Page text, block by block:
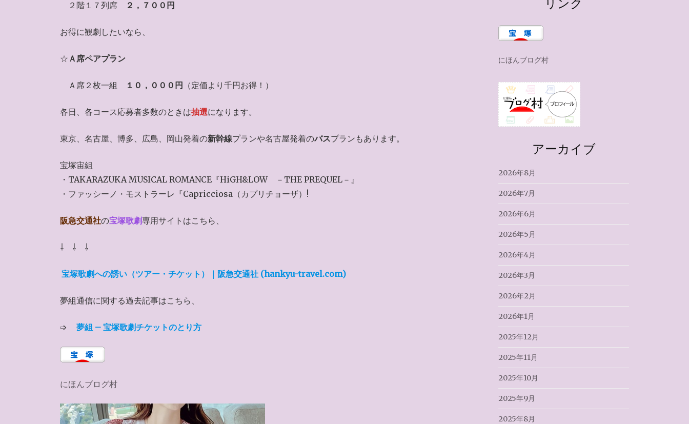
２階１７列席 ２，７００円
お得に観劇したいなら、
☆ Ａ席ペアプラン
Ａ席２枚一組 １０，０００円 （定価より千円お得！）
各日、各コース応募者多数のときは抽選になります。
東京、名古屋、博多、広島、岡山発着の新幹線プランや名古屋発着のバスプランもあります。
宝塚宙組
・TAKARAZUKA MUSICAL ROMANCE『HiGH&LOW －THE PREQUEL－』
・ファッシーノ・モストラーレ『Capricciosa（カプリチョーザ）!
阪急交通社の宝塚歌劇専用サイトはこちら、
⇩ ⇩ ⇩
宝塚歌劇への誘い（ツアー・チケット）｜阪急交通社 (hankyu-travel.com)
夢組通信に関する過去記事はこちら、
➩ 夢組 – 宝塚歌劇チケットのとり方
にほんブログ村
にほんブログ村
アーカイブ
2026年8月
2026年7月
2026年6月
2026年5月
2026年4月
2026年3月
2026年2月
2026年1月
2025年12月
2025年11月
2025年10月
2025年9月
2025年8月